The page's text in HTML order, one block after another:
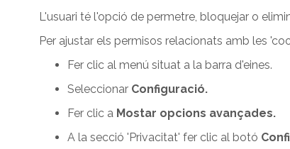
L'usuari té l'opció de permetre, bloquejar o
Per ajustar els permisos relacionats amb les
Fer clic al menú situat a la barra d'eines.
Seleccionar Configuració.
Fer clic a Mostar opcions avançades.
A la secció 'Privacitat' fer clic al botó